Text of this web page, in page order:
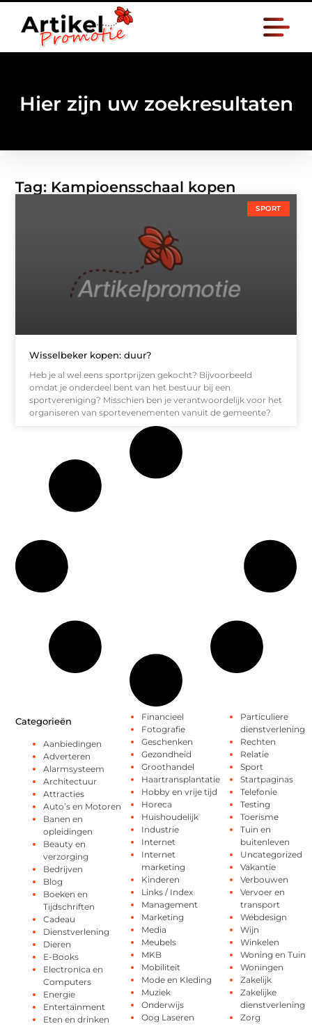
Hier zijn uw zoekresultaten
Tag: Kampioensschaal kopen
SPORT
Wisselbeker kopen: duur?
Heb je al wel eens sportprijzen gekocht? Bijvoorbeeld
omdat je onderdeel bent van het bestuur bij een
sportvereniging? Misschien ben je verantwoordelijk voor het
organiseren van sportevenementen vanuit de gemeente?
Categorieën
Aanbiedingen
Adverteren
Alarmsysteem
Architectuur
Attracties
Auto’s en Motoren
Banen en
opleidingen
Beauty en
verzorging
Bedrijven
Blog
Boeken en
Tijdschriften
Cadeau
Dienstverlening
Dieren
E-Books
Electronica en
Computers
Energie
Entertainment
Eten en drinken
Financieel
Fotografie
Geschenken
Gezondheid
Groothandel
Haartransplantatie
Hobby en vrije tijd
Horeca
Huishoudelijk
Industrie
Internet
Internet
marketing
Kinderen
Links / Index
Management
Marketing
Media
Meubels
MKB
Mobiliteit
Mode en Kleding
Muziek
Onderwijs
Oog Laseren
Particuliere
dienstverlening
Rechten
Relatie
Sport
Startpaginas
Telefonie
Testing
Toerisme
Tuin en
buitenleven
Uncategorized
Vakantie
Verbouwen
Vervoer en
transport
Webdesign
Wijn
Winkelen
Woning en Tuin
Woningen
Zakelijk
Zakelijke
dienstverlening
Zorg